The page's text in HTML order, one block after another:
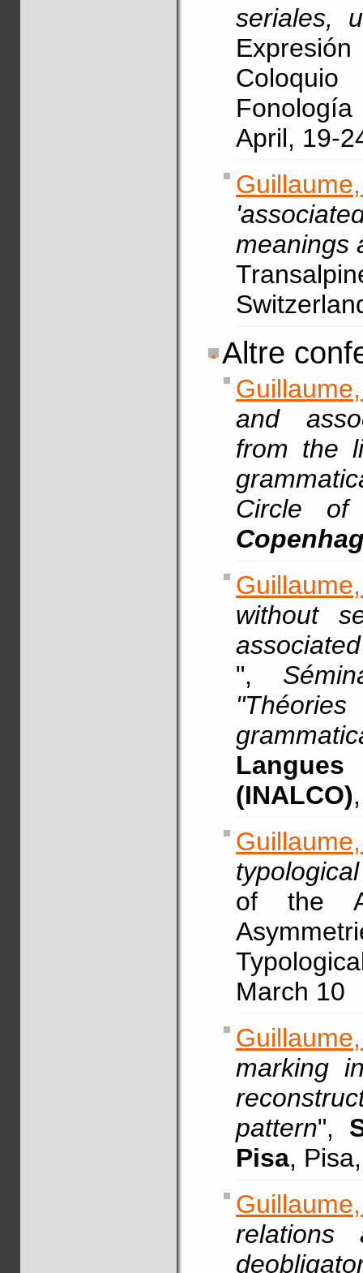
seriales,
Coloquio
April, 19-
meanings
Altre
and
from the
Circle of
without
",
(INALCO)
of the
March 10
marking
pattern",
Pisa,
relations